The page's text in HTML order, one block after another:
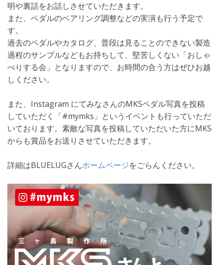
明や裏話をお話しさせていただきます。
また、ペダルのベアリング調整などの実演も行う予定で
す。
過去のペダルやカタログ、普段は見ることのできない製造
過程のサンプルなどもお持ちして、堅苦しくない「おしゃ
べりする会」となりますので、お時間の合う方はぜひお越
しください。
また、Instagram にてみなさんのMKSペダル写真を投稿
していただく「#mymks」というイベントも行っていただ
いております。素敵な写真を投稿していただいた方にMKS
からも賞品をお送りさせていただきます。
詳細はBLUELUGさんホームページをごらんください。